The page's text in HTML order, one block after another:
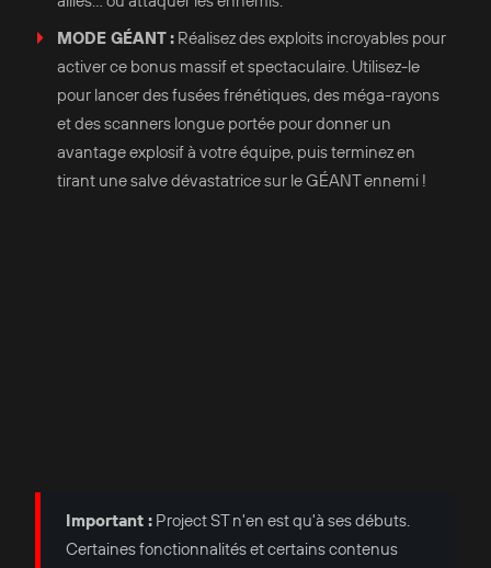
MODE GÉANT : Réalisez des exploits incroyables pour
activer ce bonus massif et spectaculaire. Utilisez-le
pour lancer des fusées frénétiques, des méga-rayons
et des scanners longue portée pour donner un
avantage explosif à votre équipe, puis terminez en
tirant une salve dévastatrice sur le GÉANT ennemi !
Important : Project ST n'en est qu'à ses débuts.
Certaines fonctionnalités et certains contenus